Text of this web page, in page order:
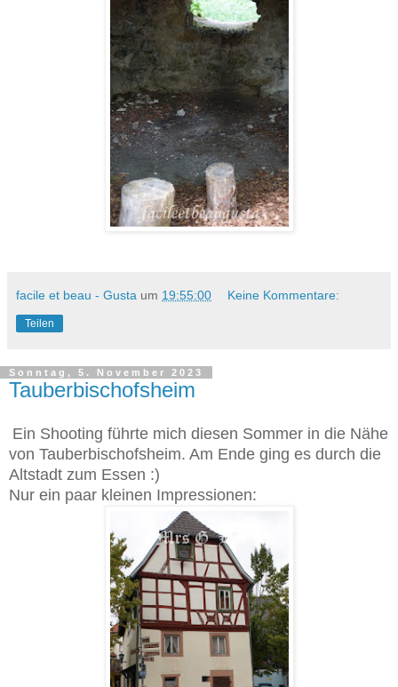
facile et beau - Gusta um 19:55:00 Keine Kommentare:
Teilen
Sonntag, 5. November 2023
Tauberbischofsheim
Ein Shooting führte mich diesen Sommer in die Nähe
von Tauberbischofsheim. Am Ende ging es durch die
Altstadt zum Essen :)
Nur ein paar kleinen Impressionen: